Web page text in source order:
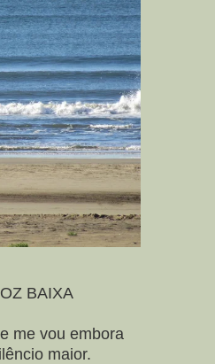
BAIXA
me vou embora
maior.